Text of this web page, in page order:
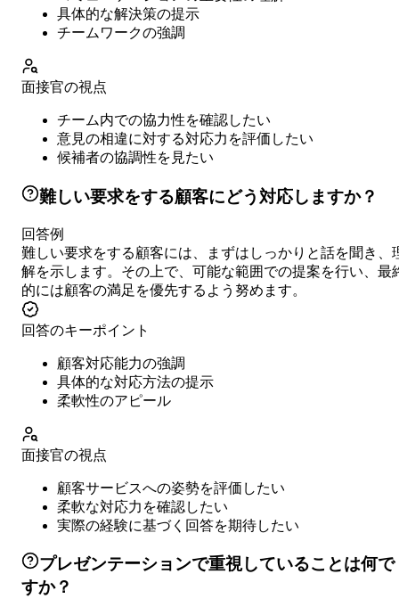
具体的な解決策の提示
チームワークの強調
面接官の視点
チーム内での協力性を確認したい
意見の相違に対する対応力を評価したい
候補者の協調性を見たい
難しい要求をする顧客にどう対応しますか？
回答例
難しい要求をする顧客には、まずはしっかりと話を聞き、
解を示します。その上で、可能な範囲での提案を行い、最
的には顧客の満足を優先するよう努めます。
回答のキーポイント
顧客対応能力の強調
具体的な対応方法の提示
柔軟性のアピール
面接官の視点
顧客サービスへの姿勢を評価したい
柔軟な対応力を確認したい
実際の経験に基づく回答を期待したい
プレゼンテーションで重視していることは何で
すか？